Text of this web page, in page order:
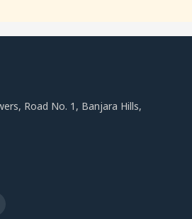
Road No. 1, Banjara Hills,